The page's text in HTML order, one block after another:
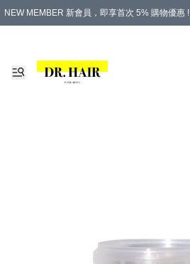
NEW MEMBER 新會員，即享首次 5% 購物優惠 !